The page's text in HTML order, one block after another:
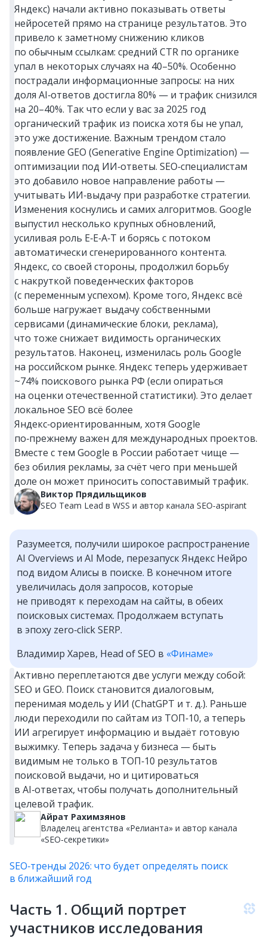
Яндекс) начали активно показывать ответы
нейросетей прямо на странице результатов. Это
привело к заметному снижению кликов
по обычным ссылкам: средний CTR по органике
упал в некоторых случаях на 40–50%. Особенно
пострадали информационные запросы: на них
доля AI‑ответов достигла 80% — и трафик снизился
на 20–40%. Так что если у вас за 2025 год
органический трафик из поиска хотя бы не упал,
это уже достижение. Важным трендом стало
появление GEO (Generative Engine Optimization) —
оптимизации под ИИ‑ответы. SEO‑специалистам
это добавило новое направление работы —
учитывать ИИ‑выдачу при разработке стратегии.
Изменения коснулись и самих алгоритмов. Google
выпустил несколько крупных обновлений,
усиливая роль E‑E‑A‑T и борясь с потоком
автоматически сгенерированного контента.
Яндекс, со своей стороны, продолжил борьбу
с накруткой поведенческих факторов
(с переменным успехом). Кроме того, Яндекс всё
больше нагружает выдачу собственными
сервисами (динамические блоки, реклама),
что тоже снижает видимость органических
результатов. Наконец, изменилась роль Google
на российском рынке. Яндекс теперь удерживает
~74% поискового рынка РФ (если опираться
на оценки отечественной статистики). Это делает
локальное SEO всё более
Яндекс‑ориентированным, хотя Google
по‑прежнему важен для международных проектов.
Вместе с тем Google в России работает чище —
без обилия рекламы, за счёт чего при меньшей
доле он может приносить сопоставимый трафик.
Виктор Прядильщиков
SEO Team Lead в WSS и автор канала SEO‑aspirant
Разумеется, получили широкое распространение
AI Overviews и AI Mode, перезапуск Яндекс Нейро
под видом Алисы в поиске. В конечном итоге
увеличилась доля запросов, которые
не приводят к переходам на сайты, в обеих
поисковых системах. Продолжаем вступать
в эпоху zero‑click SERP.
Владимир Харев, Head of SEO в «Финаме»
Активно переплетаются две услуги между собой:
SEO и GEO. Поиск становится диалоговым,
перенимая модель у ИИ (ChatGPT и т. д.). Раньше
люди переходили по сайтам из ТОП‑10, а теперь
ИИ агрегирует информацию и выдаёт готовую
выжимку. Теперь задача у бизнеса — быть
видимым не только в ТОП‑10 результатов
поисковой выдачи, но и цитироваться
в AI‑ответах, чтобы получать дополнительный
целевой трафик.
Айрат Рахимзянов
Владелец агентства «Релианта» и автор канала
«SEO‑секретики»
SEO‑тренды 2026: что будет определять поиск
в ближайший год
Часть 1. Общий портрет
участников исследования